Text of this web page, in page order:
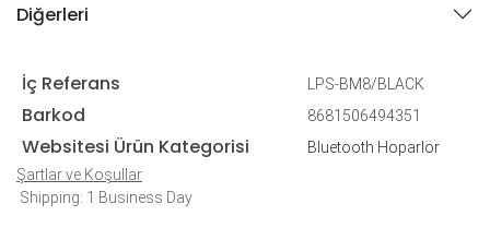
Diğerleri
İç Referans LPS-BM8/BLACK
Barkod 8681506494351
Websitesi Ürün Kategorisi
Bluetooth Hoparlör
Şartlar ve Koşullar
Shipping: 1 Business Day